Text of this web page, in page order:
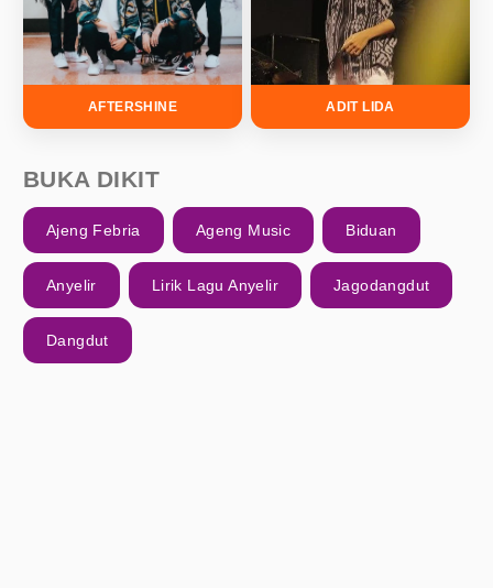
AFTERSHINE ADIT LIDA
BUKA DIKIT
Ajeng Febria Ageng Music Biduan
Anyelir Lirik Lagu Anyelir Jagodangdut
Dangdut